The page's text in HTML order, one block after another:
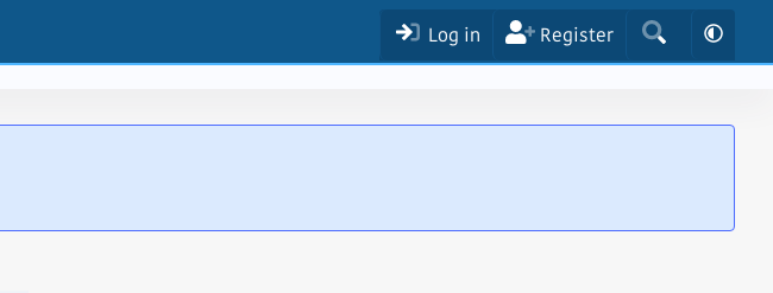
Log in Register